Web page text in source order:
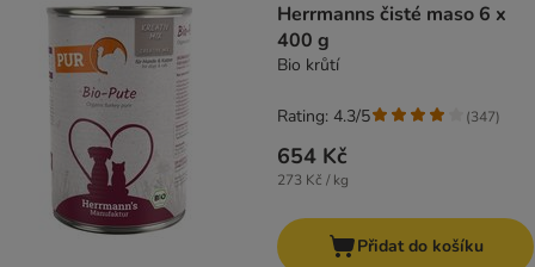
Herrmanns čisté maso 6 x
400 g
Bio krůtí
654 Kč
273 Kč / kg
Rating: 4.3/5 (347)
Přidat do košíku